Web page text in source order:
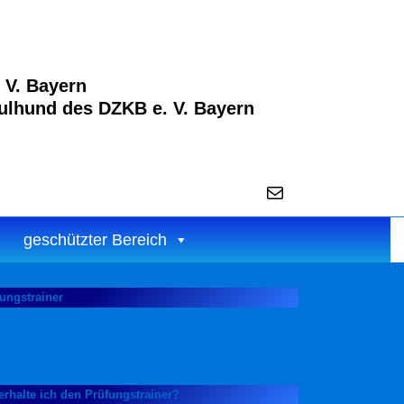
Bayern
des DZKB e. V. Bayern
E-Mail
geschützter Bereich
ich den Prüfungstrainer?